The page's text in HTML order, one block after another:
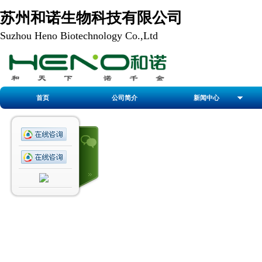
苏州和诺生物科技有限公司
Suzhou Heno Biotechnology Co.,Ltd
首页 公司简介 新闻中心